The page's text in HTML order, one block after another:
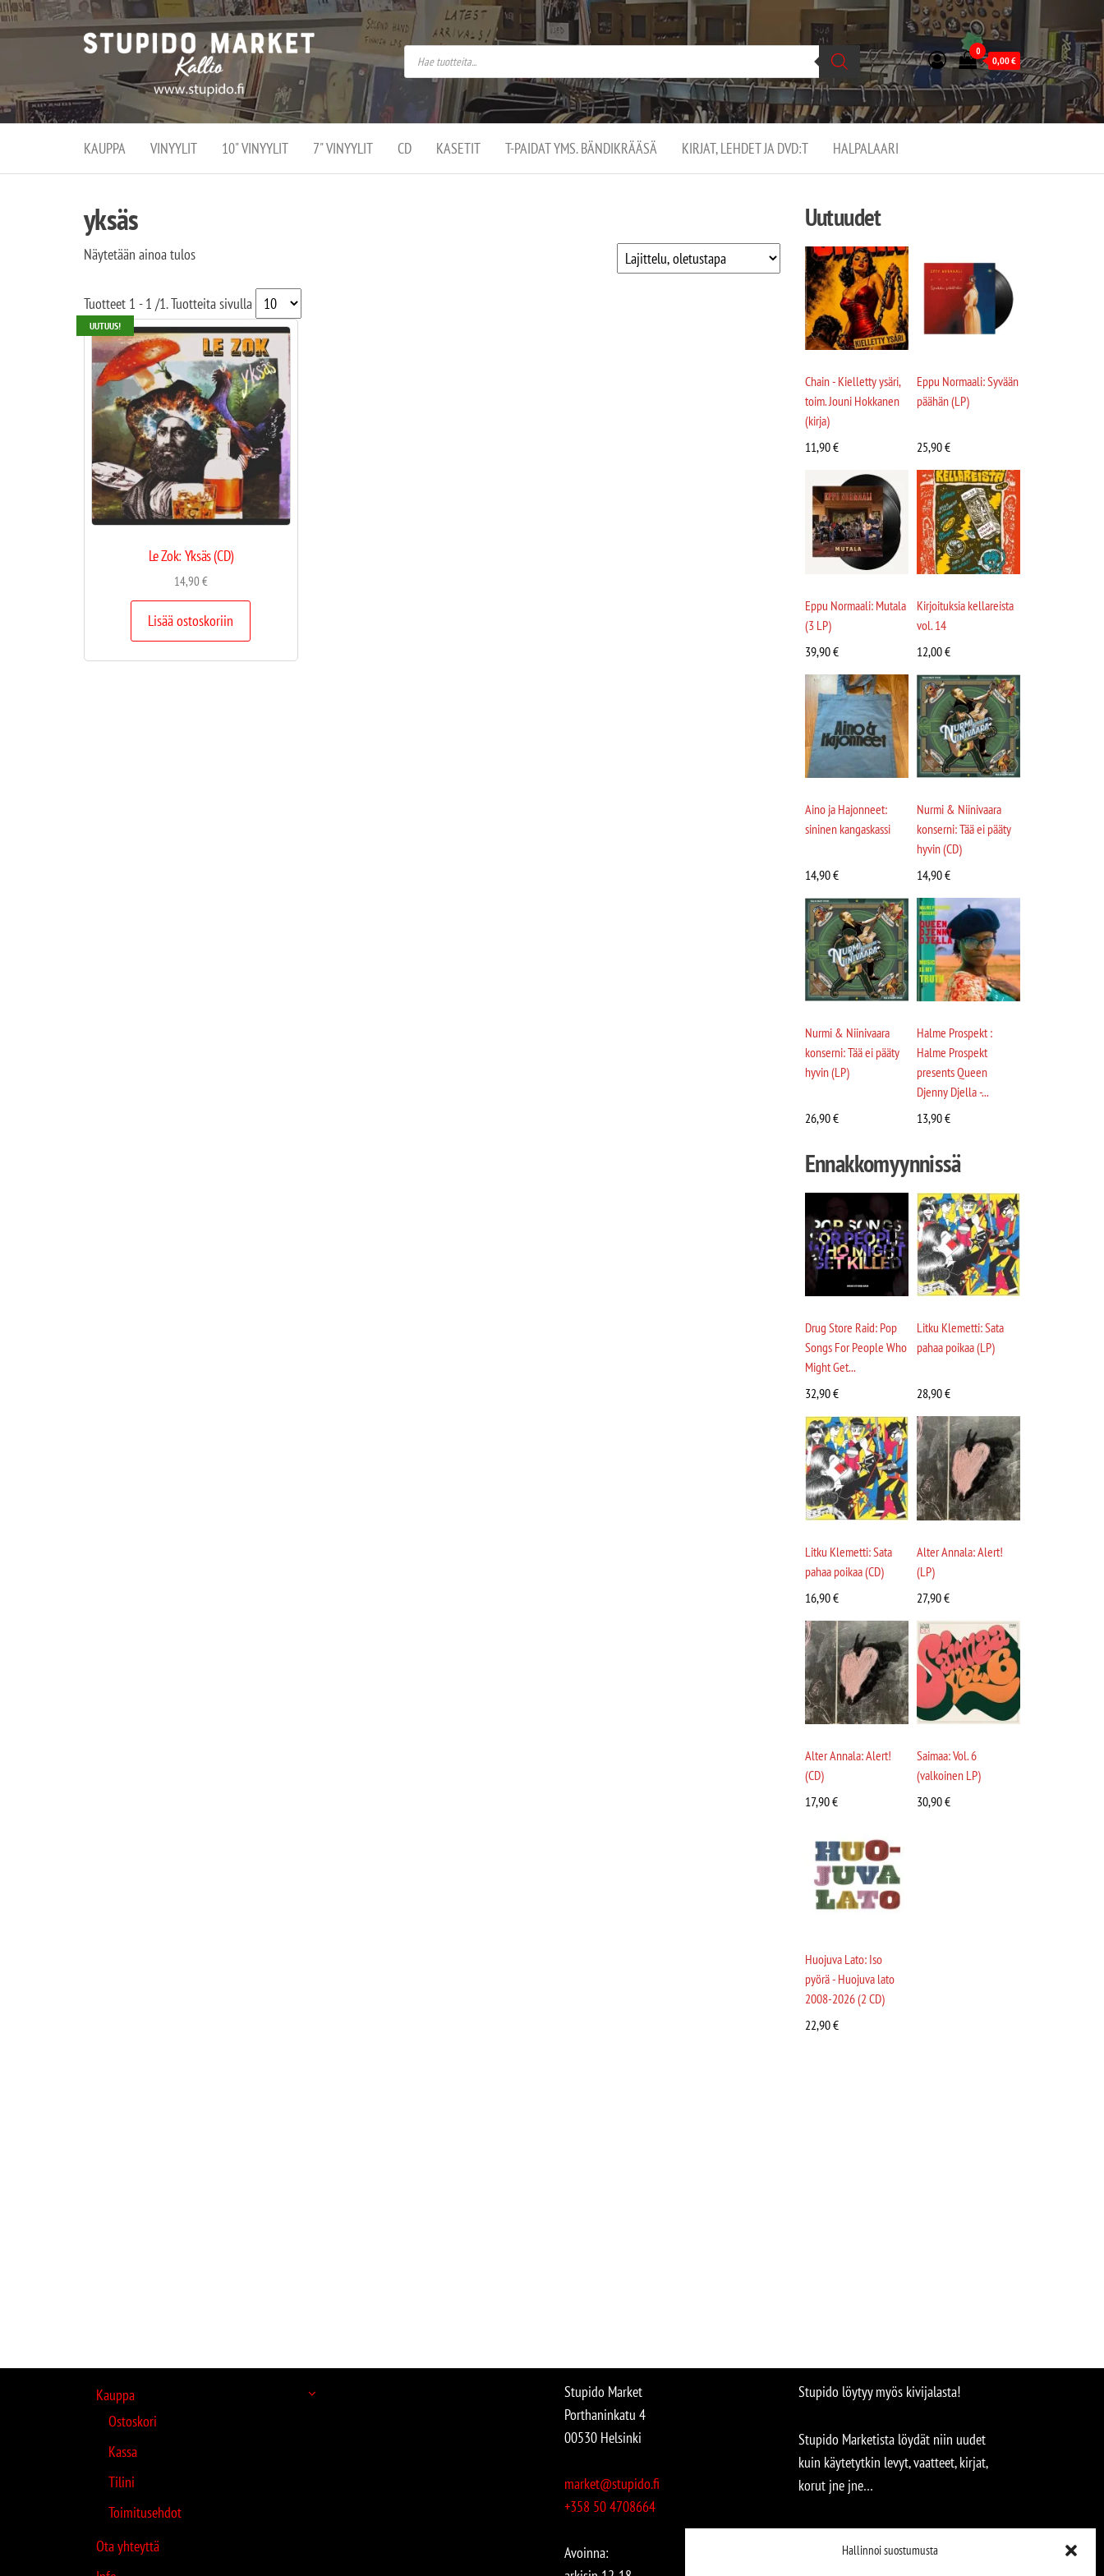
Hallinnoi suostumusta
Stupido
Market –
verkossa
ja
kivijalassa
Stupido Market on
vaihtoehtomusaan
erikoistunut
verkko- sekä
kivijalkakauppa
Helsingissä
Kallion
0
0,00€
KAUPPA VINYYLIT 10" VINYYLIT 7" VINYYLIT CD KASETIT T-PAIDAT YMS. BÄNDIKRÄÄSÄ KIRJAT, LEHDET JA DVD:T HALPALAARI
yksäs
Näytetään ainoa tulos
Tuotteet 1 - 1 /1. Tuotteita sivulla
UUTUUS!
Le Zok: Yksäs (CD)
14,90€
Lisää ostoskoriin
Uutuudet
Chain - Kielletty ysäri,
toim. Jouni Hokkanen
(kirja)
11,90€
Eppu Normaali: Syvään
päähän (LP)
25,90€
Eppu Normaali: Mutala
(3 LP)
39,90€
Kirjoituksia kellareista
vol. 14
12,00€
Aino ja Hajonneet:
sininen kangaskassi
14,90€
Nurmi & Niinivaara
konserni: Tää ei pääty
hyvin (CD)
14,90€
Nurmi & Niinivaara
konserni: Tää ei pääty
hyvin (LP)
26,90€
Halme Prospekt :
Halme Prospekt
presents Queen
Djenny Djella -...
13,90€
Ennakkomyynnissä
Drug Store Raid: Pop
Songs For People Who
Might Get...
32,90€
Litku Klemetti: Sata
pahaa poikaa (LP)
28,90€
Litku Klemetti: Sata
pahaa poikaa (CD)
16,90€
Alter Annala: Alert!
(LP)
27,90€
Alter Annala: Alert!
(CD)
17,90€
Saimaa: Vol. 6
(valkoinen LP)
30,90€
Huojuva Lato: Iso
pyörä - Huojuva lato
2008-2026 (2 CD)
22,90€
Kauppa
Ostoskori
Kassa
Tilini
Toimitusehdot
Ota yhteyttä
Stupido Market
Porthaninkatu 4
00530 Helsinki
market@stupido.fi
+358 50 4708664
Avoinna:
Stupido löytyy myös kivijalasta!
Stupido Marketista löydät niin uudet
kuin käytetytkin levyt, vaatteet, kirjat,
korut jne jne…